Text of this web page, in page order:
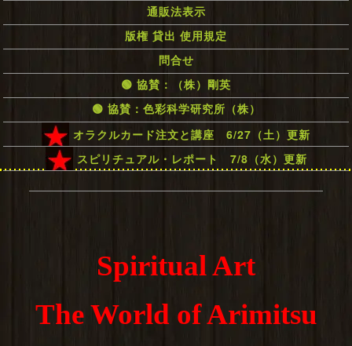
通販法表示
版権 貸出 使用規定
問合せ
🟢 協賛：（株）剛英
🟢 協賛：色彩科学研究所（株）
オラクルカード注文と講座 6/27（土）更新
スピリチュアル・レポート 7/8（水）更新
Spiritual Art
The World of Arimitsu